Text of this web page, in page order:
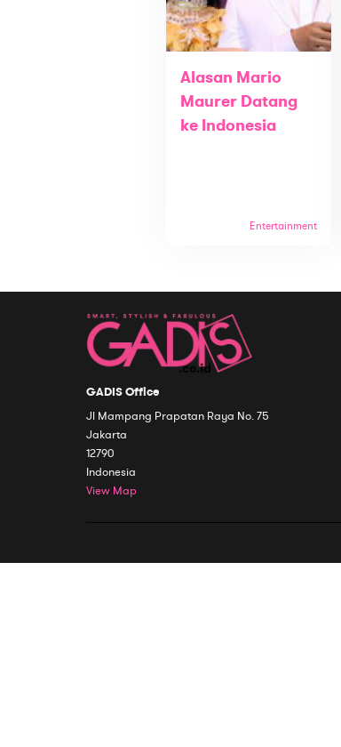
Alasan Mario
Maurer Datang
ke Indonesia
Entertainment
GADIS Office
Jl Mampang Prapatan Raya No. 75
Jakarta
12790
Indonesia
View Map